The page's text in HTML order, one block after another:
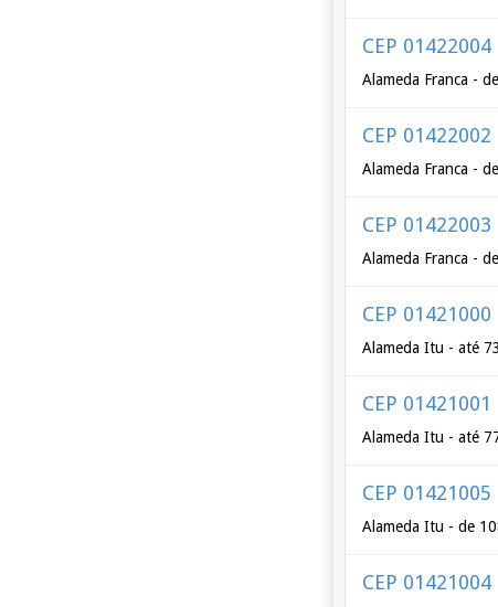
CEP 01422004
Alameda Franca -
CEP 01422002
Alameda Franca -
CEP 01422003
Alameda Franca -
CEP 01421000
Alameda Itu - até
CEP 01421001
Alameda Itu - até
CEP 01421005
Alameda Itu - de
CEP 01421004